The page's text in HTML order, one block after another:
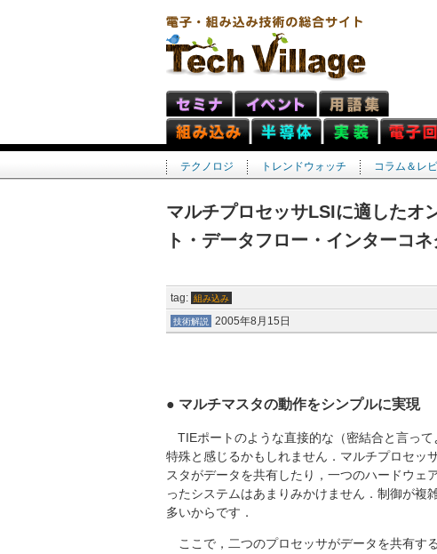
テクノロジ トレンドウォッチ コラム＆レ
マルチプロセッサLSIに適した
ト・データフロー・インターコネ
tag: 組み込み
技術解説 2005年8月15日
● マルチマスタの動作をシンプルに実現
TIEポートのような直接的な（密結合と言っ
特殊と感じるかもしれません．マルチプロセッ
スタがデータを共有したり，一つのハードウェ
ったシステムはあまりみかけません．制御が複
多いからです．
ここで，二つのプロセッサがデータを共有す